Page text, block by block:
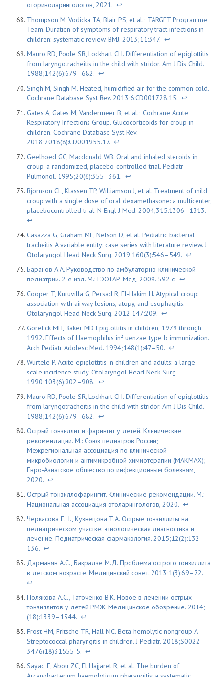
оториноларингологов, 2021. ↩
Thompson M, Vodicka TA, Blair PS, et al.; TARGET Programme
Team. Duration of symptoms of respiratory tract infections in
children: systematic review. BMJ. 2013;11:347. ↩
Mauro RD, Poole SR, Lockhart CH. Differentiation of epiglottitis
from laryngotracheitis in the child with stridor. Am J Dis Child.
1988;142(6):679–682. ↩
Singh M, Singh M. Heated, humidified air for the common cold.
Cochrane Database Syst Rev. 2013;6:CD001728.15. ↩
Gates A, Gates M, Vandermeer B, et al.; Cochrane Acute
Respiratory Infections Group. Glucocorticoids for croup in
children. Cochrane Database Syst Rev.
2018;2018(8):CD001955.17. ↩
Geelhoed GC, Macdonald WB. Oral and inhaled steroids in
croup: a randomized, placebo-controlled trial. Pediatr
Pulmonol. 1995;20(6):355–361. ↩
Bjornson CL, Klassen TP, Williamson J, et al. Treatment of mild
croup with a single dose of oral dexamethasone: a multicenter,
placebocontrolled trial. N Engl J Med. 2004;315:1306–1313.
↩
Casazza G, Graham ME, Nelson D, et al. Pediatric bacterial
tracheitis A variable entity: case series with literature review. J
Otolaryngol Head Neck Surg. 2019;160(3):546–549. ↩
Баранов А.А. Руководство по амбулаторно-клинической
педиатрии. 2-е изд. М.: ГЭОТАР-Мед, 2009. 592 с. ↩
Cooper T, Kuruvilla G, Persad R, El-Hakim H. Atypical croup:
association with airway lesions, atopy, and esophagitis.
Otolaryngol Head Neck Surg. 2012;147:209. ↩
Gorelick MH, Baker MD Epiglottitis in children, 1979 through
1992. Effects of Haemophilus in² uenzae type b immunization.
Arch Pediatr Adolesc Med. 1994;148(1):47–50. ↩
Wurtele P. Acute epiglottitis in children and adults: a large-
scale incidence study. Otolaryngol Head Neck Surg.
1990;103(6):902–908. ↩
Mauro RD, Poole SR, Lockhart CH. Differentiation of epiglottitis
from laryngotracheitis in the child with stridor. Am J Dis Child.
1988;142(6):679–682. ↩
Острый тонзиллит и фарингит у детей. Клинические
рекомендации. М.: Союз педиатров России;
Межрегиональная ассоциация по клинической
микробиологии и антимикробной химиотерапии (МАКМАХ);
Евро-Азиатское общество по инфекционным болезням,
2020. ↩
Острый тонзиллофарингит. Клинические рекомендации. М.:
Национальная ассоциация отоларингологов, 2020. ↩
Черкасова Е.Н., Кузнецова Т.А. Острые тонзиллиты на
педиатрическом участке: этиологическая диагностика и
лечение. Педиатрическая фармакология. 2015;12(2):132–
136. ↩
Дарманян А.С., Бакрадзе М.Д. Проблема острого тонзиллита
в детском возрасте. Медицинский совет. 2013;1(3):69–72.
↩
Полякова А.С., Таточенко В.К. Новое в лечении острых
тонзиллитов у детей РМЖ. Медицинское обозрение. 2014;
(18):1339–1344. ↩
Frost HM, Fritsche TR, Hall MC. Beta-hemolytic nongroup A
Streptococcal pharyngitis in children. J Pediatr. 2018;S0022-
3476(18)31555-5. ↩
Sayad E, Abou ZC, El Hajjaret R, et al. The burden of